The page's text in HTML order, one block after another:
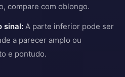
compare com oblongo.
sinal: A parte inferior pode ser
a parecer amplo ou
e pontudo.